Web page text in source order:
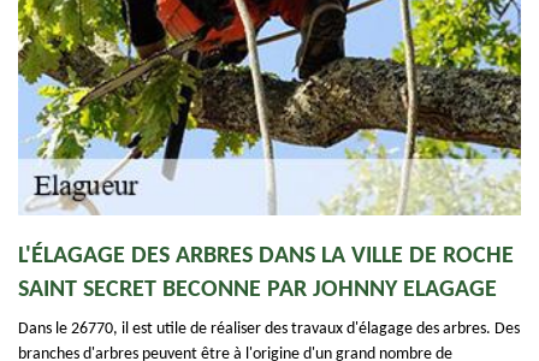
L'ÉLAGAGE DES ARBRES DANS LA VILLE DE ROCHE
SAINT SECRET BECONNE PAR JOHNNY ELAGAGE
Dans le 26770, il est utile de réaliser des travaux d'élagage des arbres. Des
branches d'arbres peuvent être à l'origine d'un grand nombre de